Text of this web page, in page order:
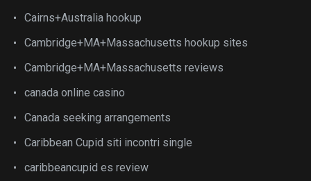
Cairns+Australia hookup
Cambridge+MA+Massachusetts hookup sites
Cambridge+MA+Massachusetts reviews
canada online casino
Canada seeking arrangements
Caribbean Cupid siti incontri single
caribbeancupid es review